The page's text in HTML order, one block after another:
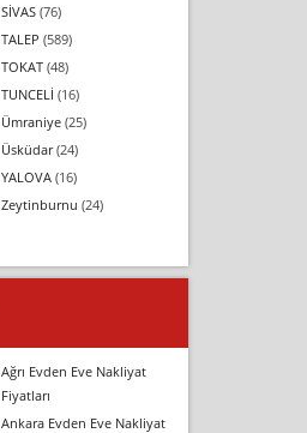
SİVAS(76)
TALEP (589)
TOKAT(48)
TUNCELİ (16)
Ümraniye(25)
Üsküdar(24)
YALOVA(16)
Zeytinburnu (24)
Ağrı Evden Eve Nakliyat
Fiyatları
Ankara Evden Eve Nakliyat